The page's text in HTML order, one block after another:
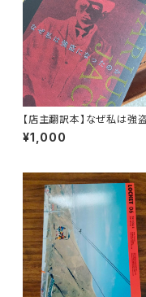
【店主翻訳本】なぜ私は強
なったのか マリウスジェイ
（moonlight books vol.1）
¥1,000